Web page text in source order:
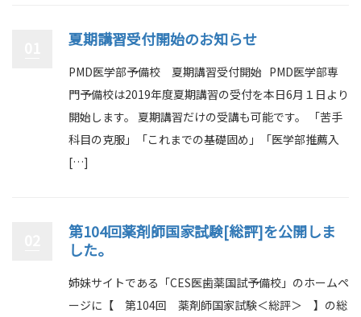
夏期講習受付開始のお知らせ
PMD医学部予備校 夏期講習受付開始 PMD医学部専
門予備校は2019年度夏期講習の受付を本日6月１日より
開始します。 夏期講習だけの受講も可能です。 「苦手
科目の克服」「これまでの基礎固め」「医学部推薦入
[…]
第104回薬剤師国家試験[総評]を公開しま
した。
姉妹サイトである「CES医歯薬国試予備校」のホームペ
ージに【 第104回 薬剤師国家試験＜総評＞ 】の総